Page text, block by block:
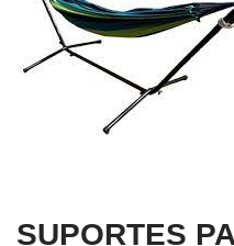
SUPORTES